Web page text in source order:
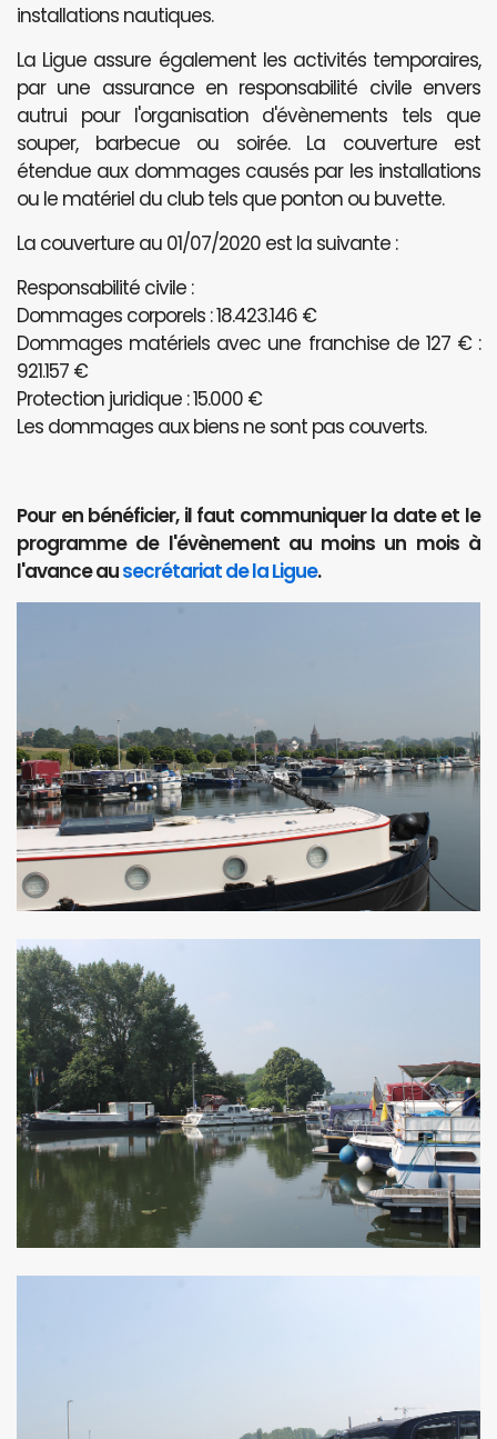
installations nautiques.
La Ligue assure également les activités temporaires,
par une assurance en responsabilité civile envers
autrui pour l'organisation d'évènements tels que
souper, barbecue ou soirée. La couverture est
étendue aux dommages causés par les installations
ou le matériel du club tels que ponton ou buvette.
La couverture au 01/07/2020 est la suivante :
Responsabilité civile :
Dommages corporels : 18.423.146 €
Dommages matériels avec une franchise de 127 € :
921.157 €
Protection juridique : 15.000 €
Les dommages aux biens ne sont pas couverts.
Pour en bénéficier, il faut communiquer la date et le
programme de l'évènement au moins un mois à
l'avance ausecrétariat de la Ligue.